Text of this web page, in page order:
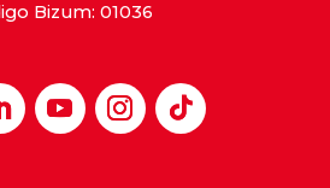
Bizum: 01036